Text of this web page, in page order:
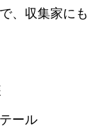
、収集家にも
ール